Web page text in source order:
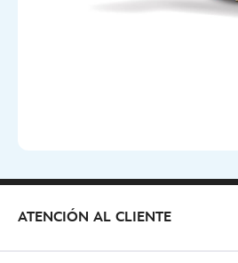
ATENCIÓN AL CLIENTE